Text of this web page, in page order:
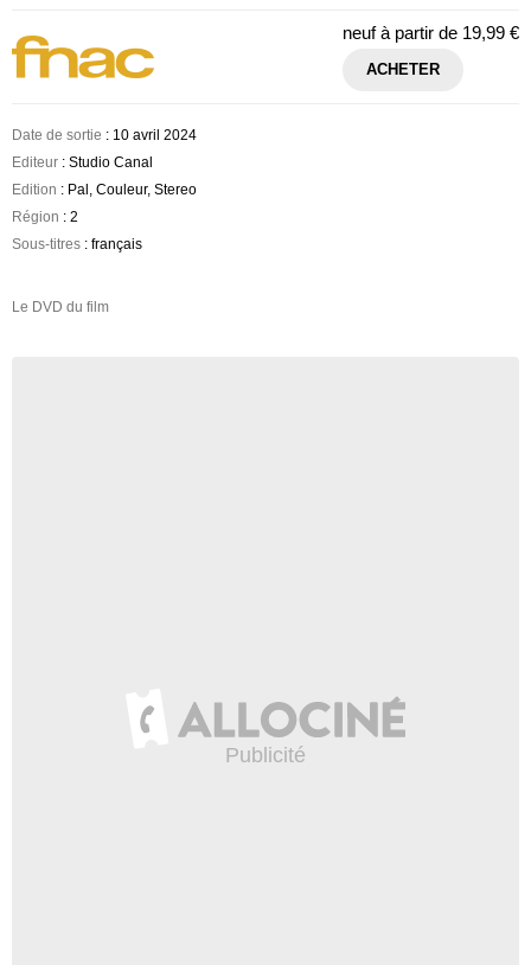
neuf à partir de 19,99 €
ACHETER
Date de sortie : 10 avril 2024
Editeur : Studio Canal
Edition : Pal, Couleur, Stereo
Région : 2
Sous-titres : français
Le DVD du film